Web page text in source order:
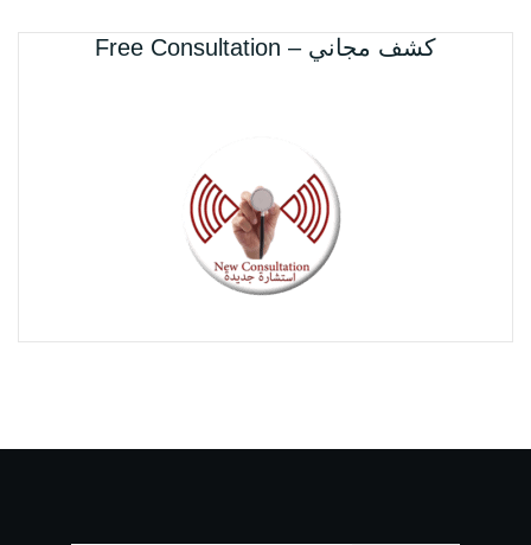
Free Consultation – كشف مجاني